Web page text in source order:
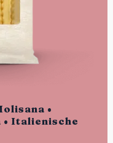
•
Italienische